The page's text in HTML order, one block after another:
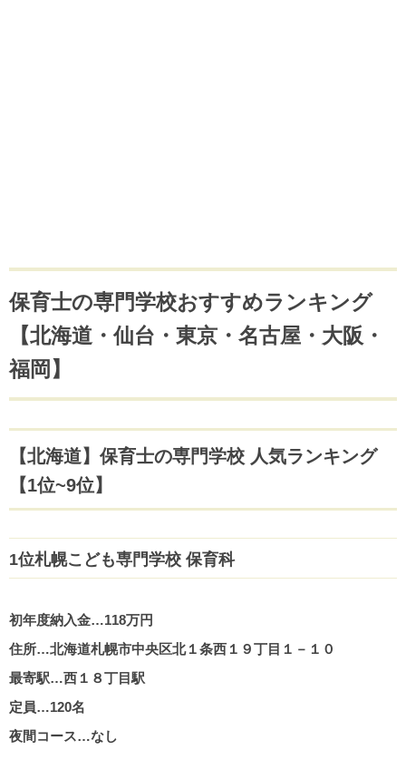
保育士の専門学校おすすめランキング
【北海道・仙台・東京・名古屋・大阪・
福岡】
【北海道】保育士の専門学校 人気ランキング
【1位~9位】
1位札幌こども専門学校 保育科
初年度納入金…118万円
住所…北海道札幌市中央区北１条西１９丁目１－１０
最寄駅…西１８丁目駅
定員…120名
夜間コース…なし